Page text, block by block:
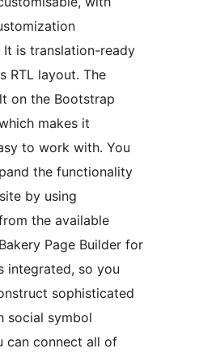
It is translation-ready
RTL layout. The
on the Bootstrap
makes it
to work with. You
the functionality
by using
the available
Page Builder for
integrated, so you
sophisticated
social symbol
can connect all of